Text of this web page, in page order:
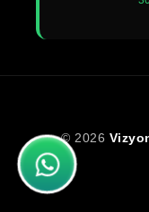
© 2026